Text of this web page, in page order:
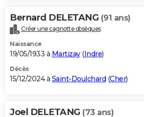
Bernard DELETANG (91 ans)
Créer une cagnotte obsèques
Naissance
19/05/1933 à Martizay(Indre)
Décès
15/12/2024 à Saint-Doulchard (Cher)
Joel DELETANG (73 ans)